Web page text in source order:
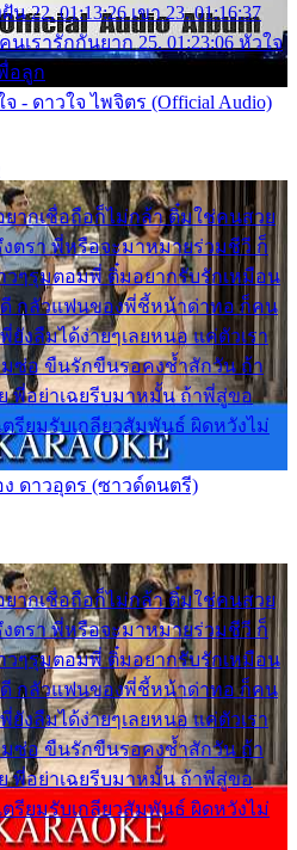
น 22. 01:13:26 เขา 23. 01:16:37
นเรารักกันยาก 25. 01:23:06 หัวใจ
อลูก
จ - ดาวใจ ไพจิตร (Official Audio)
ากเชื่อถือก็ไม่กล้า ติ๋มใช่คนสวย
งตรา พี่หรือจะมาหมายร่วมชีวี ก็
วๆรุมตอมพี่ ติ๋มอยากรับรักเหมือน
กลัวแฟนของพี่ชี้หน้าด่าทอ ก็คน
งลืมได้ง่ายๆเลยหนอ แค่ตัวเรา
ซ่อ ขืนรักขืนรอคงช้ำสักวัน ถ้า
พี่อย่าเฉยรีบมาหมั้น ถ้าพี่สู่ขอ
รียมรับเกลียวสัมพันธ์ ผิดหวังไม่
ดาวอุดร (ซาวด์ดนตรี)
ากเชื่อถือก็ไม่กล้า ติ๋มใช่คนสวย
งตรา พี่หรือจะมาหมายร่วมชีวี ก็
วๆรุมตอมพี่ ติ๋มอยากรับรักเหมือน
กลัวแฟนของพี่ชี้หน้าด่าทอ ก็คน
งลืมได้ง่ายๆเลยหนอ แค่ตัวเรา
ซ่อ ขืนรักขืนรอคงช้ำสักวัน ถ้า
พี่อย่าเฉยรีบมาหมั้น ถ้าพี่สู่ขอ
รียมรับเกลียวสัมพันธ์ ผิดหวังไม่